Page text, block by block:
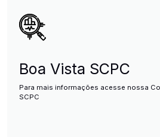
Boa Vista SCPC
Para mais informações acesse nossa
SCPC